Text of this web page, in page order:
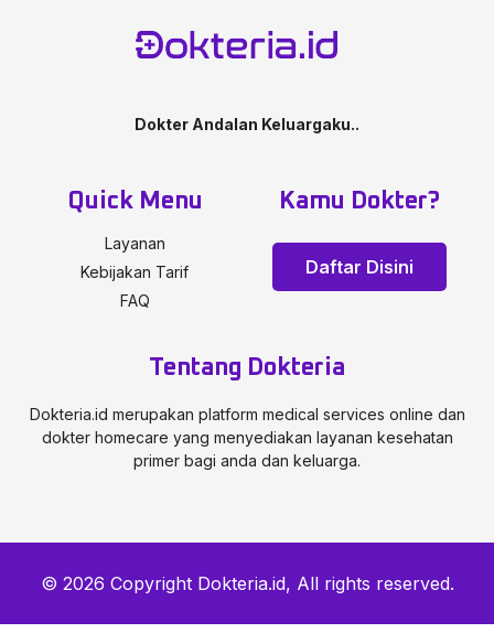
Dokter Andalan Keluargaku..
Quick Menu
Layanan
Kebijakan Tarif
FAQ
Kamu Dokter?
Daftar Disini
Tentang Dokteria
Dokteria.id merupakan platform medical services online dan
dokter homecare yang menyediakan layanan kesehatan
primer bagi anda dan keluarga.
© 2026 Copyright Dokteria.id, All rights reserved.